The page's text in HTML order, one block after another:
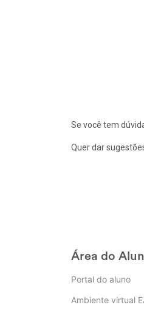
Se você tem
Quer dar
Área do
Portal do aluno
Ambiente virtual